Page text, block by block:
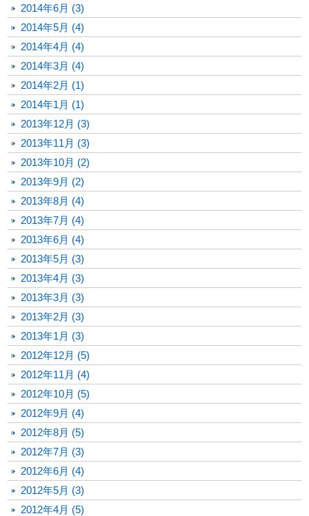
2014年6月 (3)
2014年5月 (4)
2014年4月 (4)
2014年3月 (4)
2014年2月 (1)
2014年1月 (1)
2013年12月 (3)
2013年11月 (3)
2013年10月 (2)
2013年9月 (2)
2013年8月 (4)
2013年7月 (4)
2013年6月 (4)
2013年5月 (3)
2013年4月 (3)
2013年3月 (3)
2013年2月 (3)
2013年1月 (3)
2012年12月 (5)
2012年11月 (4)
2012年10月 (5)
2012年9月 (4)
2012年8月 (5)
2012年7月 (3)
2012年6月 (4)
2012年5月 (3)
2012年4月 (5)